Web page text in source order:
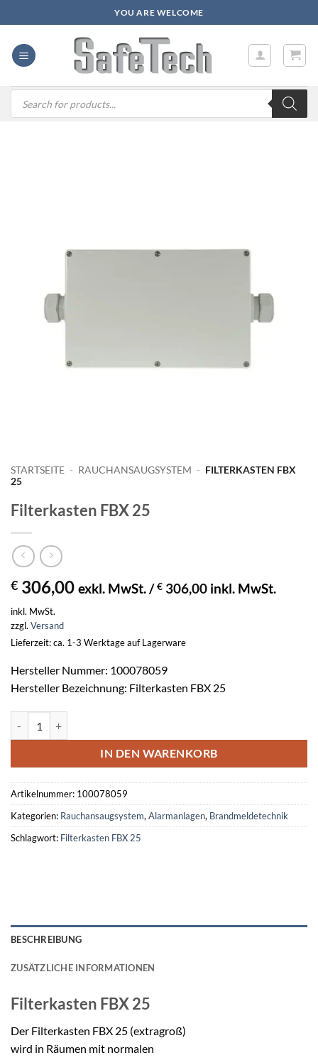
Inhalt
springen
YOU ARE WELCOME
Products
search
STARTSEITE - RAUCHANSAUGSYSTEM - FILTERKASTEN FBX
25
Filterkasten FBX 25
€ 306,00 exkl. MwSt. /€ 306,00 inkl. MwSt.
inkl. MwSt.
zzgl. Versand
Lieferzeit: ca. 1-3 Werktage auf Lagerware
Hersteller Nummer: 100078059
Hersteller Bezeichnung: Filterkasten FBX 25
IN DEN WARENKORB
Artikelnummer: 100078059
Kategorien: Rauchansaugsystem, Alarmanlagen, Brandmeldetechnik
Schlagwort: Filterkasten FBX 25
BESCHREIBUNG
ZUSÄTZLICHE INFORMATIONEN
Filterkasten FBX 25
Der Filterkasten FBX 25 (extragroß)
wird in Räumen mit normalen